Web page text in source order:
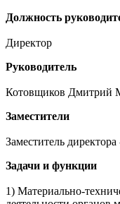
Должность
Директор
Руководитель
Котовщиков Дмитрий
Заместители
Заместитель
Задачи и функции
1) Материально-